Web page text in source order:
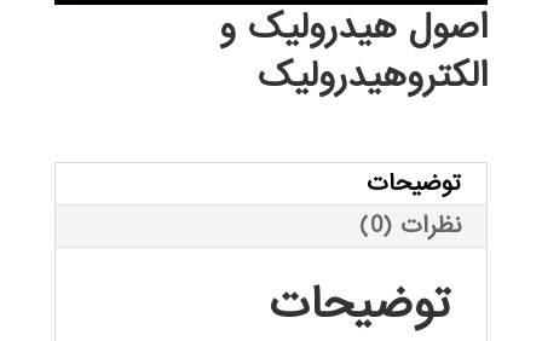
اصول هیدرولیک و
الکتروهیدرولیک
توضیحات
نظرات (0)
توضیحات